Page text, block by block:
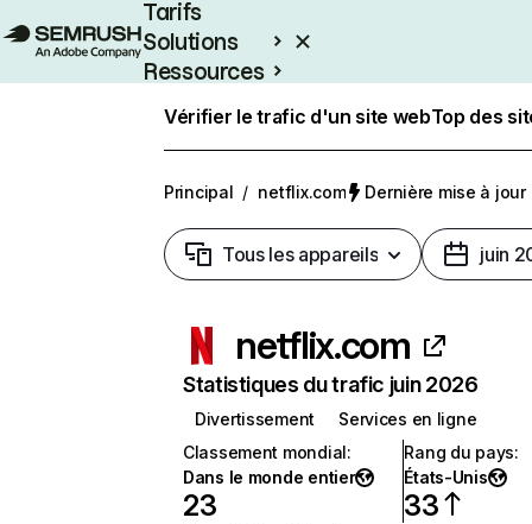
Tarifs
Solutions
Ressources
Vérifier le trafic d'un site webTop des
Principal / netflix.com Dernière mise à jour
Tous les appareils juin
netflix.com
Statistiques du trafic juin 2026
Divertissement
Services en ligne
Classement mondial:
Dans le monde entier
23
Rang du pays:
États-Unis
33